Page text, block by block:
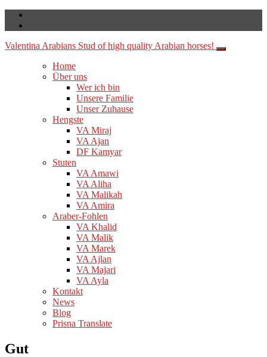
Valentina Arabians Stud of high quality Arabian horses!
Home
Über uns
Wer ich bin
Unsere Familie
Unser Zuhause
Hengste
VA Miraj
VA Ajan
DF Kamyar
Stuten
VA Amawi
VA Aliha
VA Malikah
VA Amira
Araber-Fohlen
VA Khalid
VA Malik
VA Marek
VA Ajlan
VA Majari
VA Ayla
Kontakt
News
Blog
Prisna Translate
Gut